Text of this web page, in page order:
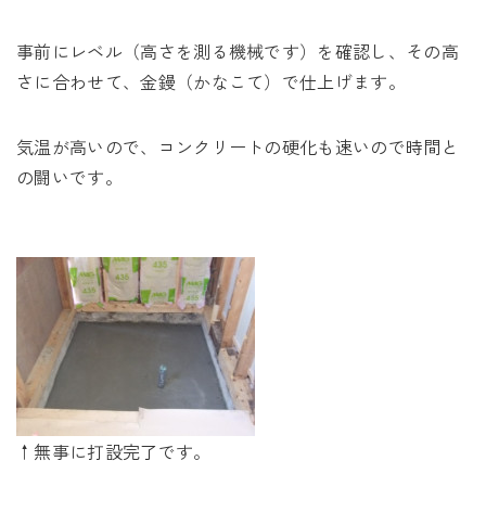
事前にレベル（高さを測る機械です）を確認し、その高
さに合わせて、金鏝（かなこて）で仕上げます。
気温が高いので、コンクリートの硬化も速いので時間と
の闘いです。
↑無事に打設完了です。